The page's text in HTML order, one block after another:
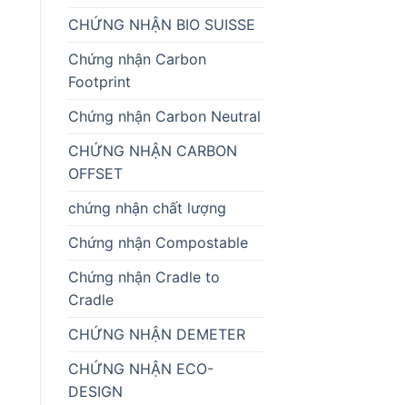
CHỨNG NHẬN BIO SUISSE
Chứng nhận Carbon
Footprint
Chứng nhận Carbon Neutral
CHỨNG NHẬN CARBON
OFFSET
chứng nhận chất lượng
Chứng nhận Compostable
Chứng nhận Cradle to
Cradle
CHỨNG NHẬN DEMETER
CHỨNG NHẬN ECO-
DESIGN